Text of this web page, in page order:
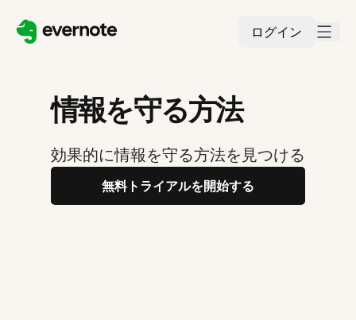
ログイン
情報を守る方法
効果的に情報を守る方法を見つける
無料トライアルを開始する